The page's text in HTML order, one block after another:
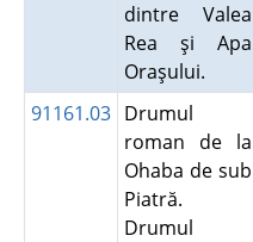
dintre Valea
Rea şi Apa
Oraşului.
91161.03 Drumul
roman de la
Ohaba de sub
Piatră.
Drumul